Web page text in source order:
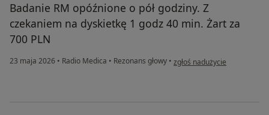
Badanie RM opóźnione o pół godziny. Z
czekaniem na dyskietkę 1 godz 40 min. Żart za
700 PLN
23 maja 2026 • Radio Medica • Rezonans głowy • w opinii użytkownika ST
zgłoś nadużycie